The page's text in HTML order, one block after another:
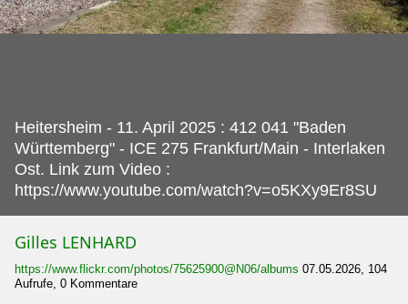
Heitersheim - 11. April 2025 : 412 041 "Baden
Württemberg" - ICE 275 Frankfurt/Main - Interlaken
Ost. Link zum Video :
https://www.youtube.com/watch?v=o5KXy9Er8SU
Gilles LENHARD
https://www.flickr.com/photos/75625900@N06/albums 07.05.2026, 104
Aufrufe, 0 Kommentare